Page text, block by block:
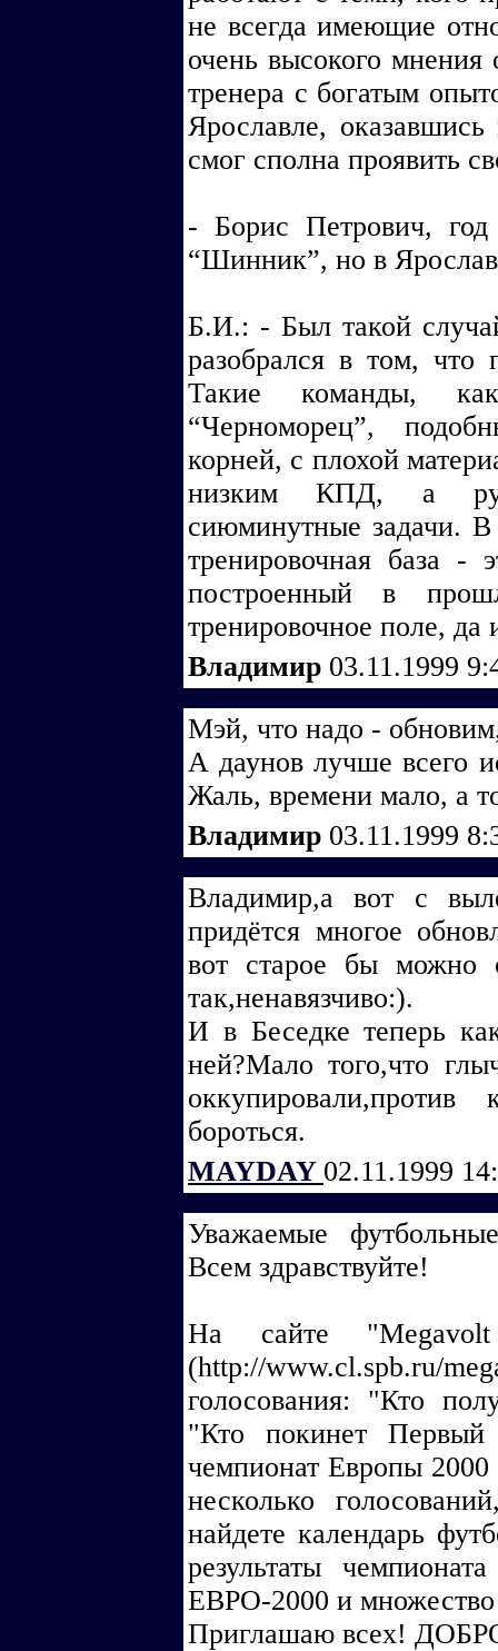
не всегда имеющие
очень высокого
тренера с богатым
Ярославле,
смог сполна проявить
- Борис Петрович,
“Шинник”, но в
Б.И.: - Был такой
разобрался в том,
Такие команды,
“Черноморец”,
корней, с плохой
низким КПД, а
сиюминутные задачи.
тренировочная база -
построенный в
тренировочное поле, да
Владимир 03.11.1999
Мэй, что надо -
А даунов лучше всего
Жаль, времени мало, а
Владимир 03.11.1999
Владимир,а вот с
придётся многое
вот старое бы можно
так,ненавязчиво:).
И в Беседке теперь
ней?Мало того,что
бороться.
MAYDAY 02.11.1999
Уважаемые
Всем здравствуйте!
На сайте
(http://
голосования: "Кто
"Кто покинет
чемпионат Европы
несколько
найдете календарь
результаты
ЕВРО-2000 и
Приглашаю всех!